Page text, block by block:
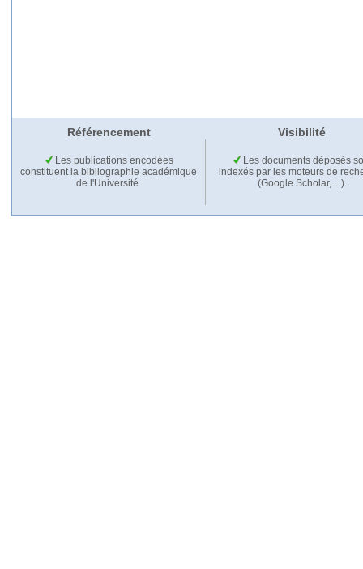
Référencement Visibilité
Les publications encodées
constituent la bibliographie académique
de l'Université.
Les documents déposés
indexés par les moteurs de
(Google Scholar,…).